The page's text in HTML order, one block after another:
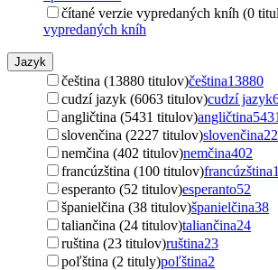
čítané verzie vypredaných kníh (0
vypredaných kníh
Jazyk
čeština (13880 titulov)čeština13880
cudzí jazyk (6063 titulov)cudzí jazyk
angličtina (5431 titulov)angličtina5431
slovenčina (2227 titulov)slovenčina
nemčina (402 titulov)nemčina402
francúzština (100 titulov)francúzština
esperanto (52 titulov)esperanto52
španielčina (38 titulov)španielčina38
taliančina (24 titulov)taliančina24
ruština (23 titulov)ruština23
poľština (2 tituly)poľština2